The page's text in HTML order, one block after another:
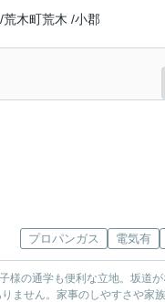
荒木町荒木 /小郡
プロパンガス 電気有
様の通学も便利な立地。坂道
ません。家事のしやすさや家